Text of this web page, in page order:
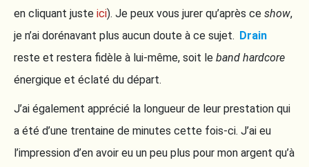
en cliquant juste ici). Je peux vous jurer qu’après ce show,
je n’ai dorénavant plus aucun doute à ce sujet. Drain
reste et restera fidèle à lui-même, soit le band hardcore
énergique et éclaté du départ.
J’ai également apprécié la longueur de leur prestation qui
a été d’une trentaine de minutes cette fois-ci. J’ai eu
l’impression d’en avoir eu un peu plus pour mon argent qu’à